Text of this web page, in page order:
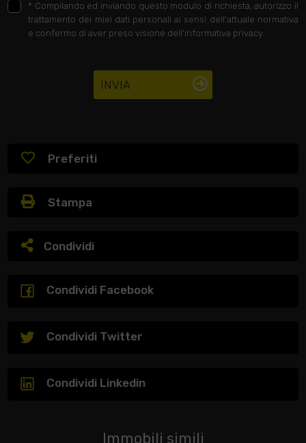
* Compilando ed inviando questo modulo di richiesta, autorizzo il
trattamento dei miei dati personali ai sensi dell'attuale normativa
e confermo di aver preso visione dell'informativa privacy.
INVIA
Preferiti
Stampa
Condividi
Condividi Facebook
Condividi Twitter
Condividi Linkedin
Immobili simili